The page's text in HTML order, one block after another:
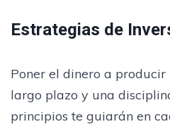
Estrategias de
Poner el dinero a
largo plazo y una
principios te guiarán en